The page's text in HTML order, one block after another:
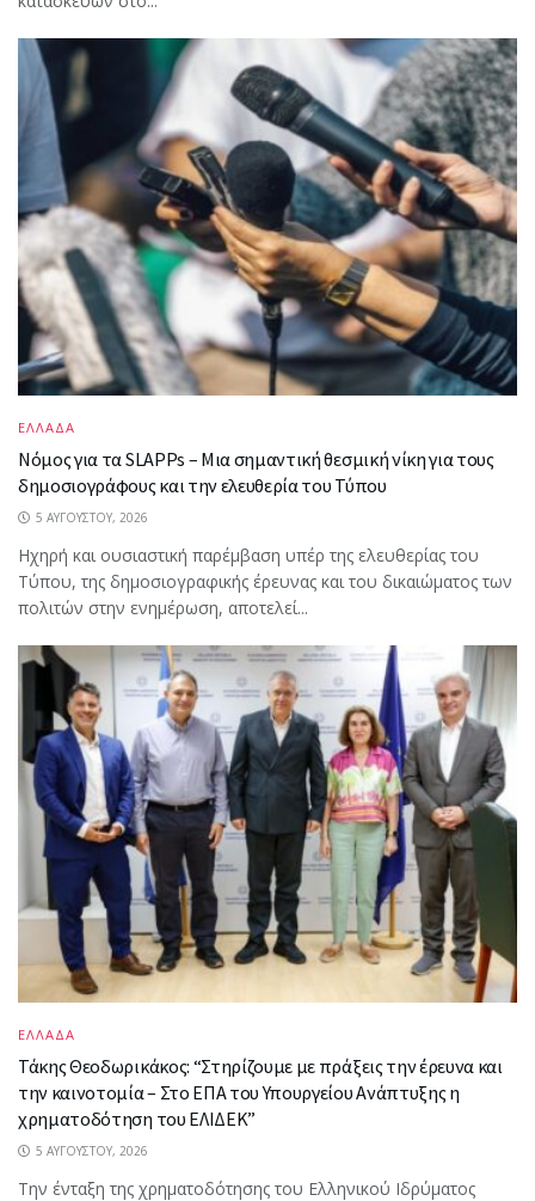
ΕΛΛΑΔΑ
Νόμος για τα SLAPPs – Μια σημαντική θεσμική νίκη για τους
δημοσιογράφους και την ελευθερία του Τύπου
5 ΑΥΓΟΎΣΤΟΥ, 2026
Ηχηρή και ουσιαστική παρέμβαση υπέρ της ελευθερίας του
Τύπου, της δημοσιογραφικής έρευνας και του δικαιώματος των
πολιτών στην ενημέρωση, αποτελεί...
ΕΛΛΑΔΑ
Τάκης Θεοδωρικάκος: “Στηρίζουμε με πράξεις την έρευνα και
την καινοτομία – Στο ΕΠΑ του Υπουργείου Ανάπτυξης η
χρηματοδότηση του ΕΛΙΔΕΚ”
5 ΑΥΓΟΎΣΤΟΥ, 2026
Την ένταξη της χρηματοδότησης του Ελληνικού Ιδρύματος